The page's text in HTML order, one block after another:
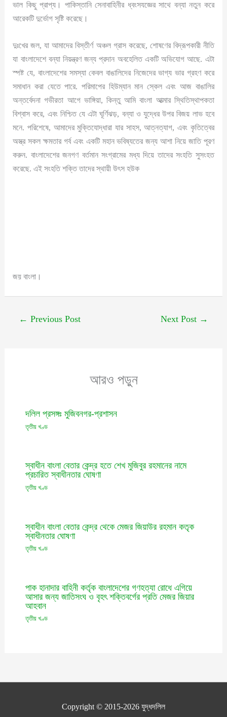
ভাল কিছু প্রাপ্য। পাকিস্তানি সেনাবাহিনীর ধ্বংসযজ্ঞের সাথে বন্যা নতুন করে
আরেকটি দুর্ভোগ সৃষ্টি করেছে।
দুঃখের জল, যা আমাদের বিস্তীর্ণ অঞ্চল গ্রাস করেছে, শোষণের বিদ্রূপকারী নীতি
যা বাংলাদেশে বন্যা নিয়ন্ত্রণ জন্য প্রদান অবহেলিত একটি অভিযোগ আছে. এটা
স্পষ্ট যে, বাংলাদেশের সমস্যা কেবল বাঙালিদের নিজেদের ভাগ্য ভার গ্রহণ করে
সমাধান করা যেতে পারে. পরিমাপের হিউম্যান মান স্কেল এবং আজ বাঙালির
অন্তর্বেদনা গভীরতা আগে ভাঙ্গিয়া, কিন্তু আমি বাংলা আত্মার স্থিতিস্থাপকতা
বিশ্বাস করে, এবং নিশ্চিত যে এটা ঘূর্ণিঝড়, বন্যা ও যুদ্ধের উপর বিজয় লাভ হবে
মনে. পরিশেষে, আমাদের মুক্তিযোদ্ধারা যার সাহস, আত্নত্যাগ, এবং কৃতিত্বের
অস্ত্র সকল ক্ষমতার গর্ব এবং একটি মহান ভবিষ্যতের জন্য আশা নিয়ে জাতি পূরণ
করুন. বাংলাদেশের জনগণ বর্তমান সংগ্রামের মধ্য দিয়ে তাদের সংহতি সুসংহত
করেছে. এই সংহতি শক্তি তাদের স্থায়ী উৎস হউক
জয় বাংলা।
← Previous Post Next Post →
আরও পড়ুন
দলিল প্রসঙ্গঃ মুজিবনগর-প্রশাসন
তৃতীয় খণ্ড
স্বাধীন বাংলা বেতার কেন্দ্র হতে শেখ মুজিবুর রহমানের নামে
প্রচারিত স্বাধীনতার ঘোষণা
তৃতীয় খণ্ড
স্বাধীন বাংলা বেতার কেন্দ্র থেকে মেজর জিয়াউর রহমান কতৃক
স্বাধীনতার ঘোষণা
তৃতীয় খণ্ড
পাক হানাদার বাহিনী কর্তৃক বাংলাদেশের গণহত্যা রোধে এগিয়ে
আসার জন্য জাতিসংঘ ও বৃহৎ শক্তিবর্গের প্রতি মেজর জিয়ার
আহবান
তৃতীয় খণ্ড
Copyright © 2015-2026 যুদ্ধদলিল